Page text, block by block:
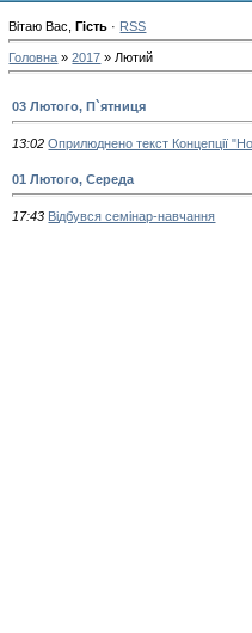
Вітаю Вас ,Гість · RSS
Головна »2017 » Лютий
03 Лютого, П`ятниця
13:02 Оприлюднено текст Концепції
01 Лютого, Середа
17:43 Відбувся семінар-навчання